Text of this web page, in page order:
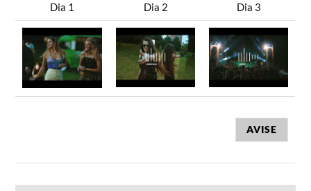
Dia 1 Dia 2 Dia 3
AVISE